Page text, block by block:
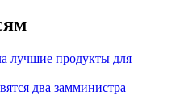
лучшие продукты для
два замминистра